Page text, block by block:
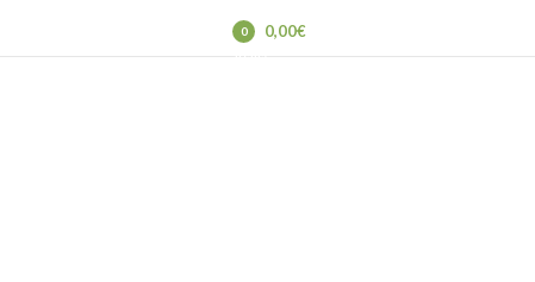
0
items
0,00€